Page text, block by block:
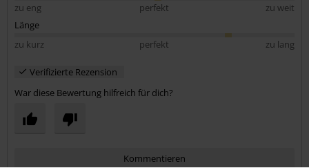
zu eng
perfekt
zu weit
Länge
zu kurz
perfekt zu lang
Verifizierte Rezension
War diese Bewertung hilfreich für dich?
Kommentieren